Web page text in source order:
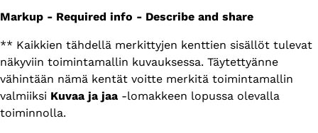
Markup - Required info - Describe and share
** Kaikkien tähdellä merkittyjen kenttien sisällöt tulevat
näkyviin toimintamallin kuvauksessa. Täytettyänne
vähintään nämä kentät voitte merkitä toimintamallin
valmiiksi Kuvaa ja jaa -lomakkeen lopussa olevalla
toiminnolla.